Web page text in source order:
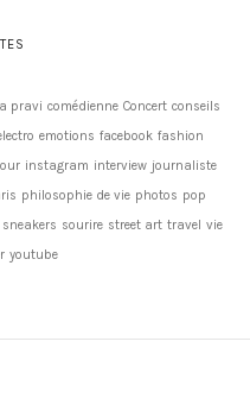
pravi comédienne Concert conseils
emotions facebook fashion
instagram interview journaliste
philosophie de vie photos pop
sneakers sourire street art travel vie
youtube